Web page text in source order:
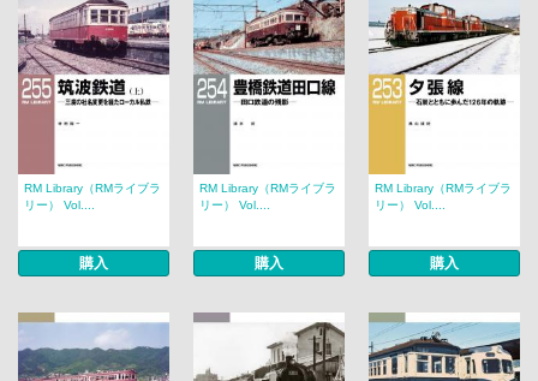
RM Library（RMライブラ
リー） Vol....
購入
RM Library（RMライブラ
リー） Vol....
購入
RM Library（RMライブラ
リー） Vol....
購入